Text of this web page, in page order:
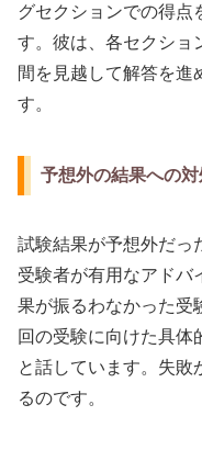
グセクションでの得点
す。彼は、各セクショ
間を見越して解答を進
す。
予想外の結果への
試験結果が予想外だっ
受験者が有用なアドバ
果が振るわなかった受
回の受験に向けた具体
と話しています。失敗
るのです。